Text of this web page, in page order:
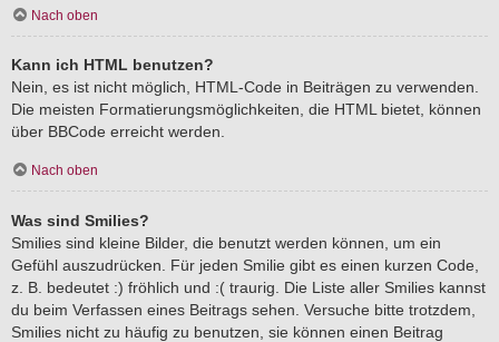
Nach oben
Kann ich HTML benutzen?
Nein, es ist nicht möglich, HTML-Code in Beiträgen zu verwenden.
Die meisten Formatierungsmöglichkeiten, die HTML bietet, können
über BBCode erreicht werden.
Nach oben
Was sind Smilies?
Smilies sind kleine Bilder, die benutzt werden können, um ein
Gefühl auszudrücken. Für jeden Smilie gibt es einen kurzen Code,
z. B. bedeutet :) fröhlich und :( traurig. Die Liste aller Smilies kannst
du beim Verfassen eines Beitrags sehen. Versuche bitte trotzdem,
Smilies nicht zu häufig zu benutzen, sie können einen Beitrag